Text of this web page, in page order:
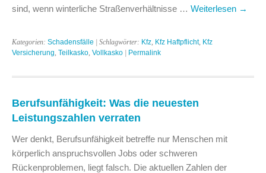
sind, wenn winterliche Straßenverhältnisse … Weiterlesen →
Kategorien: Schadensfälle | Schlagwörter: Kfz Kfz Haftpflicht, Kfz
Versicherung Teilkasko Vollkasko | Permalink
Berufsunfähigkeit: Was die neuesten
Leistungszahlen verraten
Wer denkt, Berufsunfähigkeit betreffe nur Menschen mit
körperlich anspruchsvollen Jobs oder schweren
Rückenproblemen, liegt falsch. Die aktuellen Zahlen der